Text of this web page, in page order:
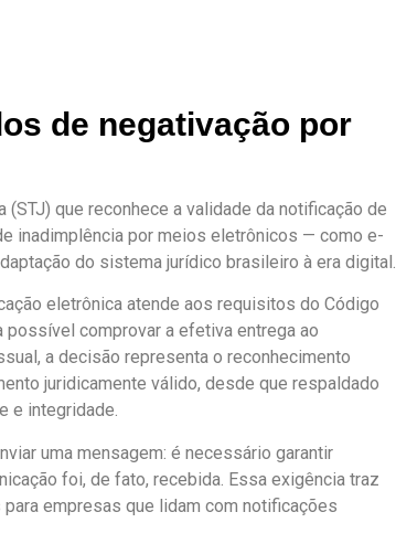
de negativação por
que reconhece a validade da notificação de
inadimplência por meios eletrônicos — como e-
do sistema jurídico brasileiro à era digital.
eletrônica atende aos requisitos do Código
comprovar a efetiva entrega ao
a decisão representa o reconhecimento
juridicamente válido, desde que respaldado
e integridade.
uma mensagem: é necessário garantir
foi, de fato, recebida. Essa exigência traz
empresas que lidam com notificações